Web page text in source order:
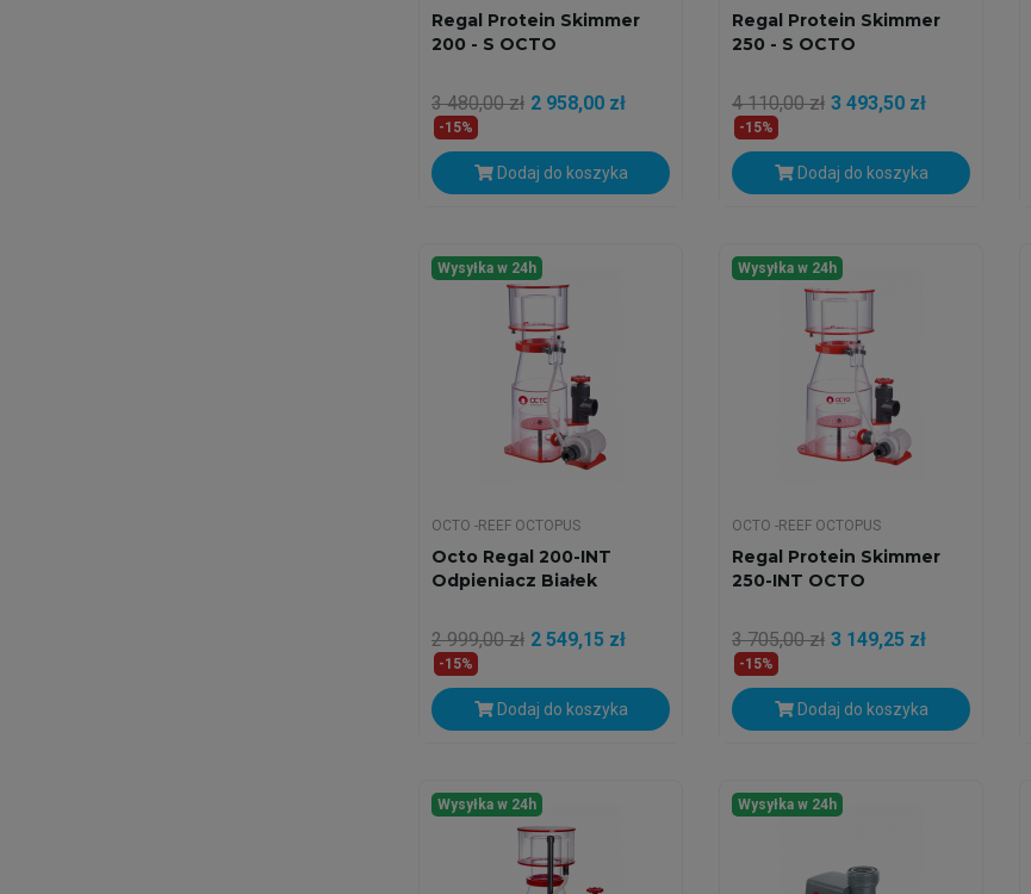
Regal Protein Skimmer
200 - S OCTO
3 480,00 zł 2 958,00 zł
-15%
Dodaj do koszyka
Regal Protein Skimmer
250 - S OCTO
4 110,00 zł 3 493,50 zł
-15%
Dodaj do koszyka
Wysyłka w 24h
OCTO -REEF OCTOPUS
Octo Regal 200-INT
Odpieniacz Białek
2 999,00 zł 2 549,15 zł
-15%
Dodaj do koszyka
Wysyłka w 24h
OCTO -REEF OCTOPUS
Regal Protein Skimmer
250-INT OCTO
3 705,00 zł 3 149,25 zł
-15%
Dodaj do koszyka
Wysyłka w 24h Wysyłka w 24h